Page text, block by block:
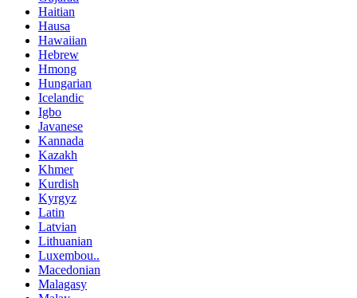
Haitian
Hausa
Hawaiian
Hebrew
Hmong
Hungarian
Icelandic
Igbo
Javanese
Kannada
Kazakh
Khmer
Kurdish
Kyrgyz
Latin
Latvian
Lithuanian
Luxembou..
Macedonian
Malagasy